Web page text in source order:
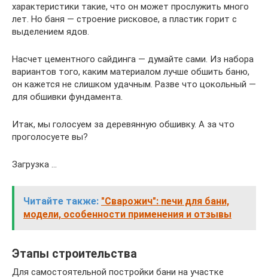
характеристики такие, что он может прослужить много
лет. Но баня — строение рисковое, а пластик горит с
выделением ядов.
Насчет цементного сайдинга — думайте сами. Из набора
вариантов того, каким материалом лучше обшить баню,
он кажется не слишком удачным. Разве что цокольный —
для обшивки фундамента.
Итак, мы голосуем за деревянную обшивку. А за что
проголосуете вы?
Загрузка …
Читайте также: "Сварожич": печи для бани,
модели, особенности применения и отзывы
Этапы строительства
Для самостоятельной постройки бани на участке